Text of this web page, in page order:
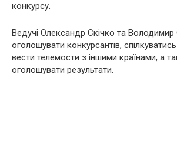
конкурсу.
Ведучі Олександр Скічко та Володимир
оголошувати конкурсантів,
вести телемости з іншими країнами, а
оголошувати результати.